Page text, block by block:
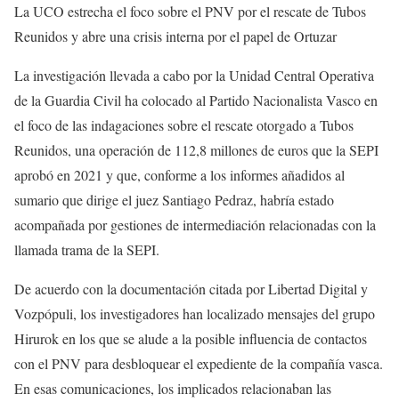
La UCO estrecha el foco sobre el PNV por el rescate de Tubos
Reunidos y abre una crisis interna por el papel de Ortuzar
La investigación llevada a cabo por la Unidad Central Operativa
de la Guardia Civil ha colocado al Partido Nacionalista Vasco en
el foco de las indagaciones sobre el rescate otorgado a Tubos
Reunidos, una operación de 112,8 millones de euros que la SEPI
aprobó en 2021 y que, conforme a los informes añadidos al
sumario que dirige el juez Santiago Pedraz, habría estado
acompañada por gestiones de intermediación relacionadas con la
llamada trama de la SEPI.
De acuerdo con la documentación citada por Libertad Digital y
Vozpópuli, los investigadores han localizado mensajes del grupo
Hirurok en los que se alude a la posible influencia de contactos
con el PNV para desbloquear el expediente de la compañía vasca.
En esas comunicaciones, los implicados relacionaban las